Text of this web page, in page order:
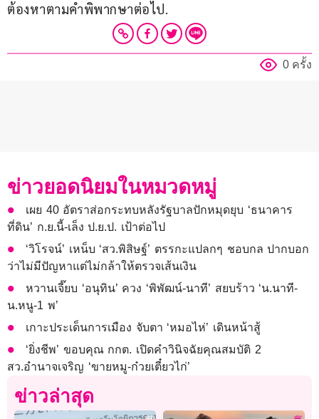
ต้องหาตามคำพิพากษาต่อไป.
0 ครั้ง
ข่าวยอดนิยมในหมวดหมู่
เผย 40 อัตราส่อกระทบหลังรัฐบาลปักหมุดยุบ ‘ธนาคาร
ที่ดิน’ ก.ย.นี้-เล็ง ป.ย.ป. เป้าต่อไป
‘วิโรจน์’ เหน็บ ‘สว.พิสิษฐ์’ ตรรกะแปลกๆ ชอบกล ปากบอก
ว่าไม่มีปัญหาแต่ไม่กล้าให้ตรวจเส้นเงิน
หวานเจี๊ยบ ‘อนุทิน’ ควง ‘พิพัฒน์-นาที’ สยบร้าว ‘น.นาที-
น.หนู-1 พ’
เกาะประเด็นการเมือง จับตา ‘หมอไห่’ เดินหน้าสู้
‘ยิ่งชีพ’ ขอบคุณ กกต. เปิดคำวินิจฉัยคุณสมบัติ 2
สว.อำนาจเจริญ ‘ขายหมู-ก๋วยเตี๋ยวไก่’
ข่าวล่าสุด